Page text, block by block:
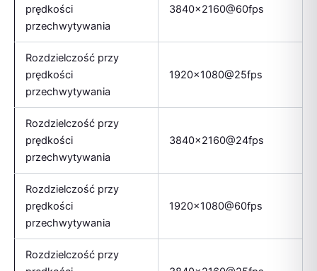
prędkości
przechwytywania
3840×2160@60fps
Rozdzielczość przy
prędkości
przechwytywania
1920×1080@25fps
Rozdzielczość przy
prędkości
przechwytywania
3840×2160@24fps
Rozdzielczość przy
prędkości
przechwytywania
1920×1080@60fps
Rozdzielczość przy